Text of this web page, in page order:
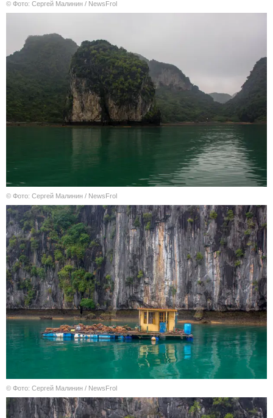
© Фото: Сергей Малинин / NewsFrol
© Фото: Сергей Малинин / NewsFrol
© Фото: Сергей Малинин / NewsFrol